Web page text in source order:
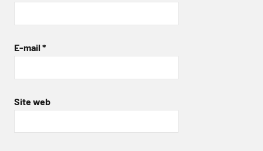
E-mail *
Site web